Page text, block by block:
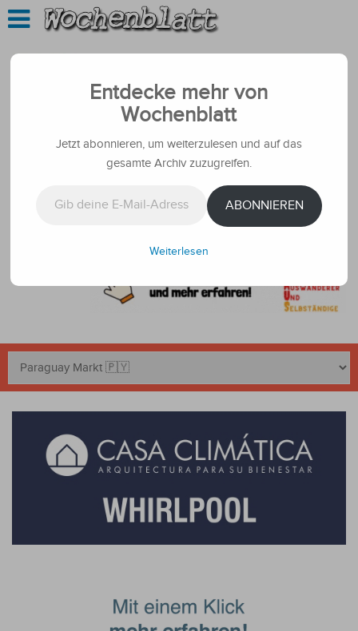
Entdecke mehr von
Wochenblatt
Jetzt abonnieren, um weiterzulesen und auf das
gesamte Archiv zuzugreifen.
ABONNIEREN
Weiterlesen